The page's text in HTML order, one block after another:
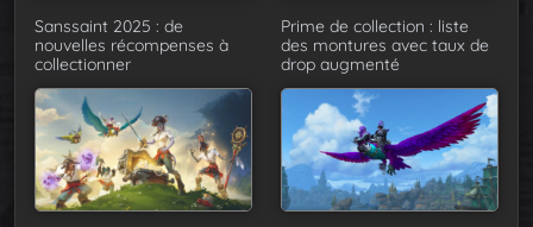
Sanssaint 2025 : de
nouvelles récompenses à
collectionner
Prime de collection : liste
des montures avec taux de
drop augmenté